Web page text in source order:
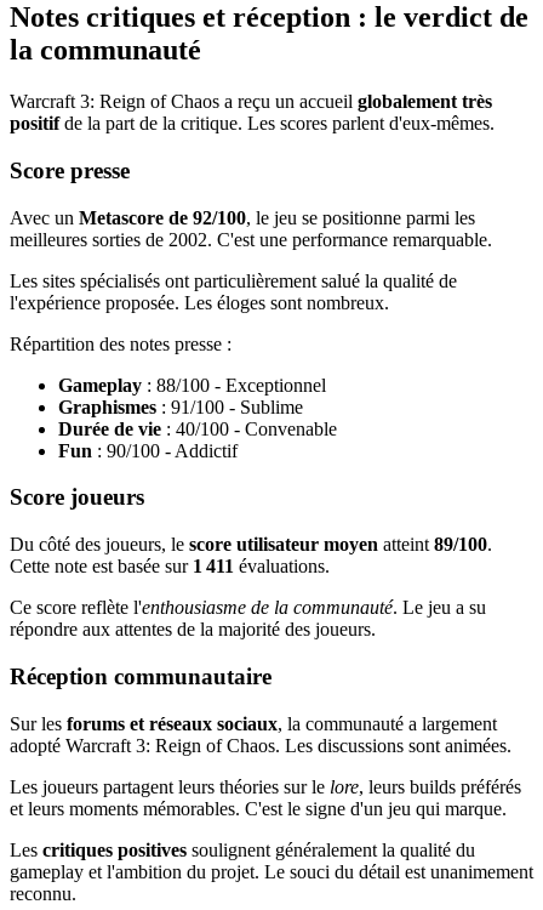
Notes critiques et réception : le verdict de
la communauté
Warcraft 3: Reign of Chaos a reçu un accueil globalement très
positifde la part de la critique. Les scores parlent d'eux-mêmes.
Score presse
Avec un Metascore de 92/100, le jeu se positionne parmi les
meilleures sorties de 2002. C'est une performance remarquable.
Les sites spécialisés ont particulièrement salué la qualité de
l'expérience proposée. Les éloges sont nombreux.
Répartition des notes presse :
Gameplay : 88/100 - Exceptionnel
Graphismes : 91/100 - Sublime
Durée de vie : 40/100 - Convenable
Fun : 90/100 - Addictif
Score joueurs
Du côté des joueurs, le score utilisateur moyen atteint 89/100.
Cette note est basée sur 1 411 évaluations.
Ce score reflète l'enthousiasme de la communauté. Le jeu a su
répondre aux attentes de la majorité des joueurs.
Réception communautaire
Sur les forums et réseaux sociaux, la communauté a largement
adopté Warcraft 3: Reign of Chaos. Les discussions sont animées.
Les joueurs partagent leurs théories sur le lore, leurs builds préférés
et leurs moments mémorables. C'est le signe d'un jeu qui marque.
Les critiques positives soulignent généralement la qualité du
gameplay et l'ambition du projet. Le souci du détail est unanimement
reconnu.